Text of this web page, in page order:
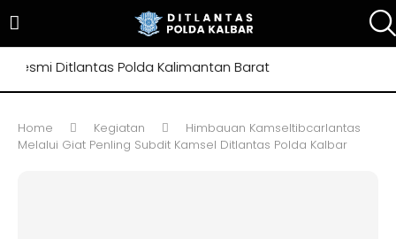
Ditlantas Polda Kalimantan Barat
Home Kegiatan
Himbauan Kamseltibcarlantas
Melalui Giat Penling Subdit Kamsel Ditlantas Polda Kalbar